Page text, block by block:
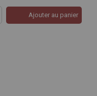
Ajouter au panier